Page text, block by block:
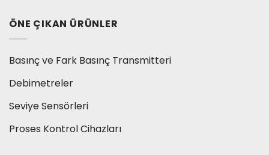
ÖNE ÇIKAN ÜRÜNLER
Basınç ve Fark Basınç Transmitteri
Debimetreler
Seviye Sensörleri
Proses Kontrol Cihazları